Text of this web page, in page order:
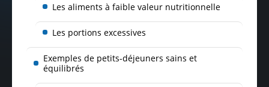
Les aliments à faible valeur nutritionnelle
Les portions excessives
Exemples de petits-déjeuners sains et
équilibrés